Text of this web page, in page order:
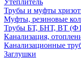
Утеплитель
Трубы и муфты
Муфты, резиновые
Трубы БТ, БНТ, ВТ
Канализация,
Канализационные
Заглушки